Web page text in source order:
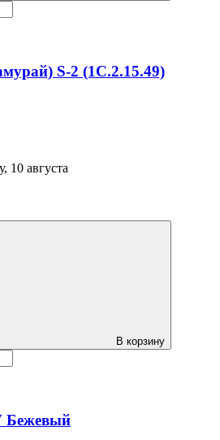
S-2 (1C.2.15.49)
10 августа
В корзину
Бежевый